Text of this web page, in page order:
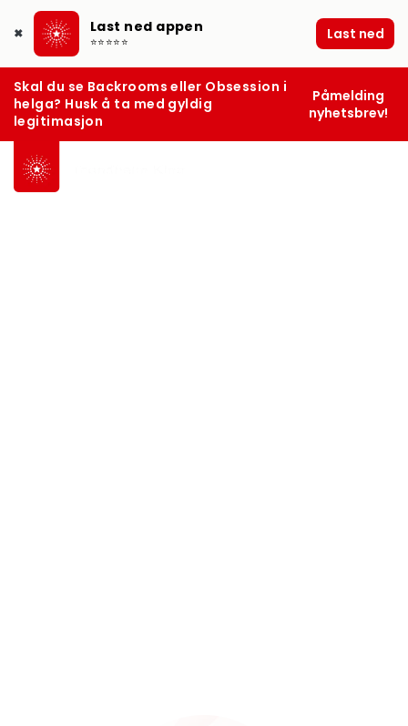
✖ Last ned appen
⭐⭐⭐⭐⭐ Last ned
Skal du se Backrooms eller Obsession i
helga? Husk å ta med gyldig
legitimasjon
Påmelding
nyhetsbrev!